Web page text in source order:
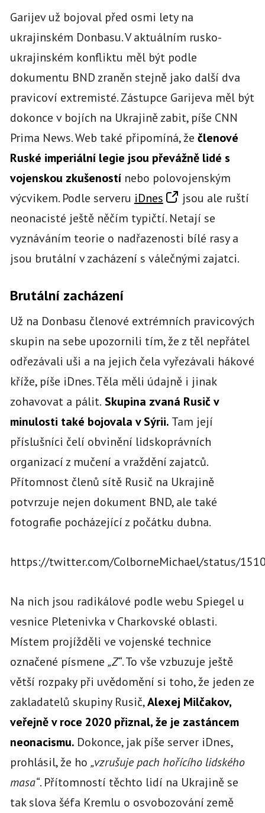
Garijev už bojoval před osmi lety na
ukrajinském Donbasu. V aktuálním rusko-
ukrajinském konfliktu měl být podle
dokumentu BND zraněn stejně jako další dva
pravicoví extremisté. Zástupce Garijeva měl být
dokonce v bojích na Ukrajině zabit, píše CNN
Prima News. Web také připomíná, že členové
Ruské imperiální legie jsou převážně lidé s
vojenskou zkušeností nebo polovojenským
výcvikem. Podle serveru iDnes
jsou ale ruští
neonacisté ještě něčím typičtí. Netají se
vyznáváním teorie o nadřazenosti bílé rasy a
jsou brutální v zacházení s válečnými zajatci.
Brutální zacházení
Už na Donbasu členové extrémních pravicových
skupin na sebe upozornili tím, že z těl nepřátel
odřezávali uši a na jejich čela vyřezávali hákové
kříže, píše iDnes. Těla měli údajně i jinak
zohavovat a pálit. Skupina zvaná Rusič v
minulosti také bojovala v Sýrii. Tam její
příslušníci čelí obvinění lidskoprávních
organizací z mučení a vraždění zajatců.
Přítomnost členů sítě Rusič na Ukrajině
potvrzuje nejen dokument BND, ale také
fotografie pocházející z počátku dubna.
https://twitter.com/ColborneMichael/status/
Na nich jsou radikálové podle webu Spiegel u
vesnice Pletenivka v Charkovské oblasti.
Místem projížděli ve vojenské technice
označené písmene „Z“. To vše vzbuzuje ještě
větší rozpaky při uvědomění si toho, že jeden ze
zakladatelů skupiny Rusič,Alexej Milčakov,
veřejně v roce 2020 přiznal, že je zastáncem
neonacismu. Dokonce, jak píše server iDnes,
prohlásil, že ho „vzrušuje pach hořícího lidského
masa“. Přítomností těchto lidí na Ukrajině se
tak slova šéfa Kremlu o osvobozování země